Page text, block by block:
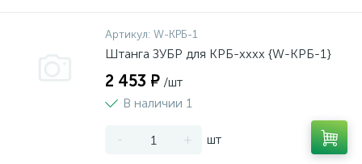
Артикул: W-КРБ-1
Штанга ЗУБР для КРБ-хххх {W-КРБ-1}
2 453 ₽ /шт
В наличии 1
- + шт